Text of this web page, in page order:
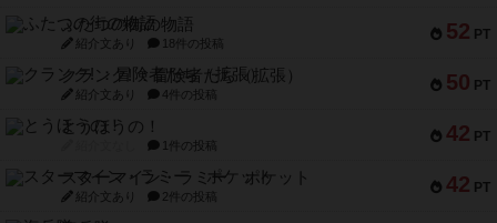
52 PT
ふたつの街の物語
紹介文あり 18件の投稿
50 PT
クランク! ：冒険者たち（拡張）
紹介文あり 4件の投稿
42 PT
とうほうの！
1件の投稿
42 PT
スターマイン・ラミー ポケット
紹介文あり 2件の投稿